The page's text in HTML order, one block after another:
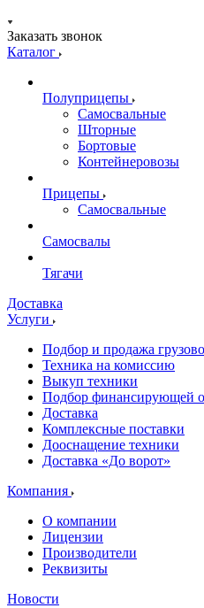
Заказать звонок
Каталог
Полуприцепы
Самосвальные
Шторные
Бортовые
Контейнеровозы
Прицепы
Самосвальные
Самосвалы
Тягачи
Доставка
Услуги
Подбор и продажа
Техника на комиссию
Выкуп техники
Подбор финансирующей
Доставка
Комплексные поставки
Дооснащение техники
Доставка «До ворот»
Компания
О компании
Лицензии
Производители
Реквизиты
Новости